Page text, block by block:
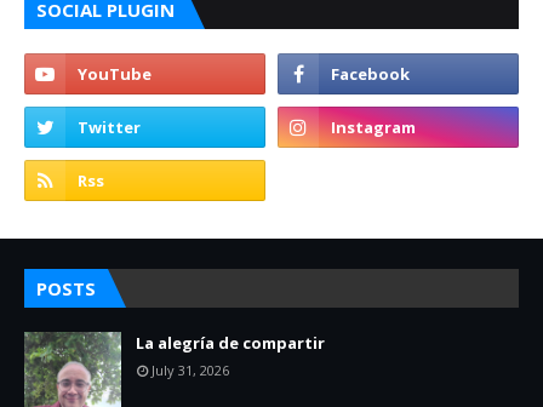
SOCIAL PLUGIN
POSTS
La alegría de compartir
July 31, 2026